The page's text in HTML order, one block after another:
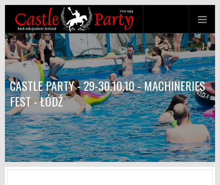
CASTLE PARTY - 29-30.10.10 - MACHINERIES
FEST - ŁÓDŹ